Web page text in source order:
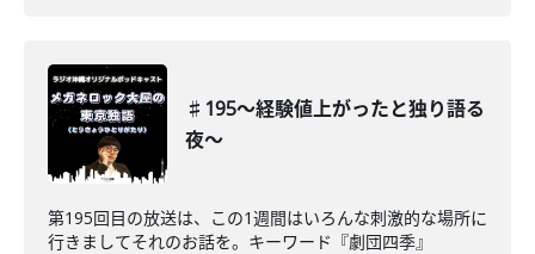
♯195〜経験値上がったと独り語る
夜〜
第195回目の放送は、この1週間はいろんな刺激的な場所に
行きましてそれのお話を。キーワード『劇団四季』